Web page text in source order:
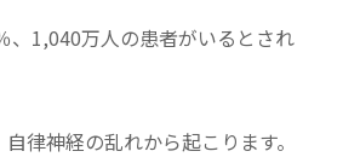
、1,040万人の患者がいるとされ
律神経の乱れから起こります。